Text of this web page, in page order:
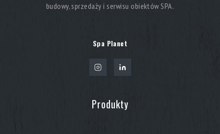
budowy, sprzedaży i serwisu obiektów SPA.
Spa Planet
Produkty